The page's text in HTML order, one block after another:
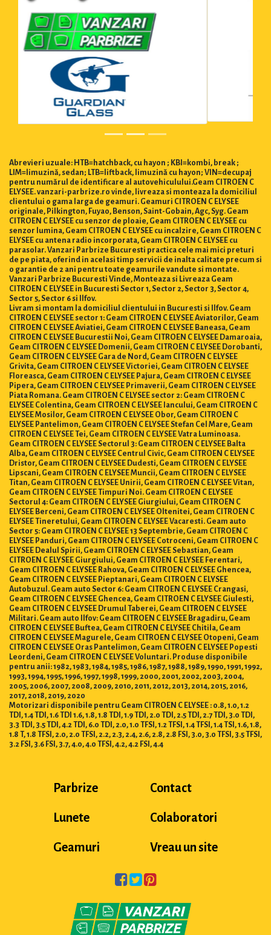
Abrevieri uzuale: HTB=hatchback, cu hayon ; KBI=kombi, break ;
LIM=limuzină, sedan; LTB=liftback, limuzină cu hayon; VIN=decupaj
pentru numărul de identificare al autovehiculului.Geam CITROEN C
ELYSEE. vanzari-parbrize.ro vinde, livreaza si monteaza la domiciliul
clientului o gama larga de geamuri. Geamuri CITROEN C ELYSEE
originale, Pilkington, Fuyao, Benson, Saint-Gobain, Agc, Syg. Geam
CITROEN C ELYSEE cu senzor de ploaie, Geam CITROEN C ELYSEE cu
senzor lumina, Geam CITROEN C ELYSEE cu incalzire, Geam CITROEN C
ELYSEE cu antena radio incorporata, Geam CITROEN C ELYSEE cu
parasolar. Vanzari Parbrize Bucuresti practica cele mai mici preturi
de pe piata, oferind in acelasi timp servicii de inalta calitate precum si
o garantie de 2 ani pentru toate geamurile vandute si montate.
Vanzari Parbrize Bucuresti Vinde, Monteaza si Livreaza Geam
CITROEN C ELYSEE in Bucuresti Sector 1, Sector 2, Sector 3, Sector 4,
Sector 5, Sector 6 si Ilfov.
Livram si montam la domiciliul clientului in Bucuresti si Ilfov. Geam
CITROEN C ELYSEE sector 1: Geam CITROEN C ELYSEE Aviatorilor, Geam
CITROEN C ELYSEE Aviatiei, Geam CITROEN C ELYSEE Baneasa, Geam
CITROEN C ELYSEE Bucurestii Noi, Geam CITROEN C ELYSEE Damaroaia,
Geam CITROEN C ELYSEE Domenii, Geam CITROEN C ELYSEE Dorobanti,
Geam CITROEN C ELYSEE Gara de Nord, Geam CITROEN C ELYSEE
Grivita, Geam CITROEN C ELYSEE Victoriei, Geam CITROEN C ELYSEE
Floreasca, Geam CITROEN C ELYSEE Pajura, Geam CITROEN C ELYSEE
Pipera, Geam CITROEN C ELYSEE Primaverii, Geam CITROEN C ELYSEE
Piata Romana. Geam CITROEN C ELYSEE sector 2: Geam CITROEN C
ELYSEE Colentina, Geam CITROEN C ELYSEE Iancului, Geam CITROEN C
ELYSEE Mosilor, Geam CITROEN C ELYSEE Obor, Geam CITROEN C
ELYSEE Pantelimon, Geam CITROEN C ELYSEE Stefan Cel Mare, Geam
CITROEN C ELYSEE Tei, Geam CITROEN C ELYSEE Vatra Luminoasa.
Geam CITROEN C ELYSEE Sectorul 3: Geam CITROEN C ELYSEE Balta
Alba, Geam CITROEN C ELYSEE Centrul Civic, Geam CITROEN C ELYSEE
Dristor, Geam CITROEN C ELYSEE Dudesti, Geam CITROEN C ELYSEE
Lipscani, Geam CITROEN C ELYSEE Muncii, Geam CITROEN C ELYSEE
Titan, Geam CITROEN C ELYSEE Unirii, Geam CITROEN C ELYSEE Vitan,
Geam CITROEN C ELYSEE Timpuri Noi. Geam CITROEN C ELYSEE
Sectorul 4: Geam CITROEN C ELYSEE Giurgiului, Geam CITROEN C
ELYSEE Berceni, Geam CITROEN C ELYSEE Oltenitei, Geam CITROEN C
ELYSEE Tineretului, Geam CITROEN C ELYSEE Vacaresti. Geam auto
Sector 5: Geam CITROEN C ELYSEE 13 Septembrie, Geam CITROEN C
ELYSEE Panduri, Geam CITROEN C ELYSEE Cotroceni, Geam CITROEN C
ELYSEE Dealul Spirii, Geam CITROEN C ELYSEE Sebastian, Geam
CITROEN C ELYSEE Giurgiului, Geam CITROEN C ELYSEE Ferentari,
Geam CITROEN C ELYSEE Rahova, Geam CITROEN C ELYSEE Ghencea,
Geam CITROEN C ELYSEE Pieptanari, Geam CITROEN C ELYSEE
Autobuzul. Geam auto Sector 6: Geam CITROEN C ELYSEE Crangasi,
Geam CITROEN C ELYSEE Ghencea, Geam CITROEN C ELYSEE Giulesti,
Geam CITROEN C ELYSEE Drumul Taberei, Geam CITROEN C ELYSEE
Militari. Geam auto Ilfov: Geam CITROEN C ELYSEE Bragadiru, Geam
CITROEN C ELYSEE Buftea, Geam CITROEN C ELYSEE Chitila, Geam
CITROEN C ELYSEE Magurele, Geam CITROEN C ELYSEE Otopeni, Geam
CITROEN C ELYSEE Oras Pantelimon, Geam CITROEN C ELYSEE Popesti
Leordeni, Geam CITROEN C ELYSEE Voluntari. Produse disponibile
pentru anii: 1982, 1983, 1984, 1985, 1986, 1987, 1988, 1989, 1990, 1991, 1992,
1993, 1994, 1995, 1996, 1997, 1998, 1999, 2000, 2001, 2002, 2003, 2004,
2005, 2006, 2007, 2008, 2009, 2010, 2011, 2012, 2013, 2014, 2015, 2016,
2017, 2018, 2019, 2020
Motorizari disponibile pentru Geam CITROEN C ELYSEE : 0.8, 1.0, 1.2
TDI, 1.4 TDI, 1.6 TDI 1.6, 1.8, 1.8 TDI, 1.9 TDI, 2.0 TDI, 2.5 TDI, 2.7 TDI, 3.0 TDI,
3.3 TDI, 3.5 TDI, 4.2 TDI, 6.0 TDI, 2.0, 1.0 TFSI, 1.2 TFSI, 1.4 TFSI, 1.4 TSI, 1.6, 1.8,
1.8 T, 1.8 TFSI, 2.0, 2.0 TFSI, 2.2, 2.3, 2.4, 2.6, 2.8, 2.8 FSI, 3.0, 3.0 TFSI, 3.5 TFSI,
3.2 FSI, 3.6 FSI, 3.7, 4.0, 4.0 TFSI, 4.2, 4.2 FSI, 4.4
Parbrize
Lunete
Geamuri
Contact
Colaboratori
Vreau un site